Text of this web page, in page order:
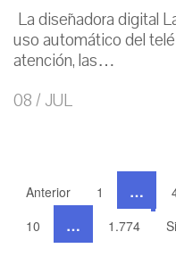
La diseñadora digital
uso automático del
atención, las…
08 / JUL
Anterior 1 …
10
… 1.774